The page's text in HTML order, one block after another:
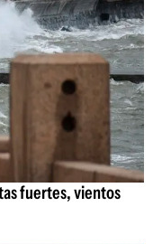
fuertes, vientos